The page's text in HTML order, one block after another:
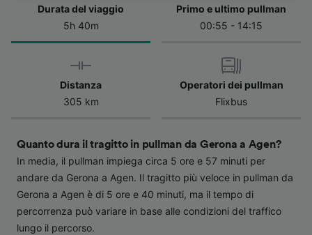
Durata del viaggio
5h 40m
Primo e ultimo pullman
00:55 - 14:15
Distanza
305 km
Operatori dei pullman
Flixbus
Quanto dura il tragitto in pullman da Gerona a Agen?
In media, il pullman impiega circa 5 ore e 57 minuti per
andare da Gerona a Agen. Il tragitto più veloce in pullman da
Gerona a Agen è di 5 ore e 40 minuti, ma il tempo di
percorrenza può variare in base alle condizioni del traffico
lungo il percorso.
verranno segnalate ai nostri partner e non
influenzeranno i dati sulla navigazione. I tuoi
tracciamento se non ci hai fornito il consenso
per farlo.
Utilizzare dati di geolocalizzazione precisi.
Scansione attiva delle caratteristiche del
dispositivo ai fini dell’identificazione.
Archiviare informazioni su dispositivo e/o
accedervi. Pubblicità e contenuti
personalizzati, misurazione delle prestazioni
dei contenuti e degli annunci, ricerche sul